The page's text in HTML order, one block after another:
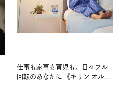
仕事も家事も育児も。日々フル
回転のあなたに 《キリン オルニ